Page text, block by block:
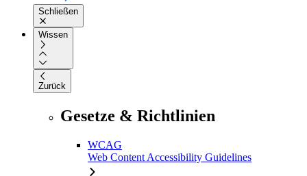
Schließen
Wissen
Zurück
Gesetze & Richtlinien
WCAG
Web Content Accessibility Guidelines